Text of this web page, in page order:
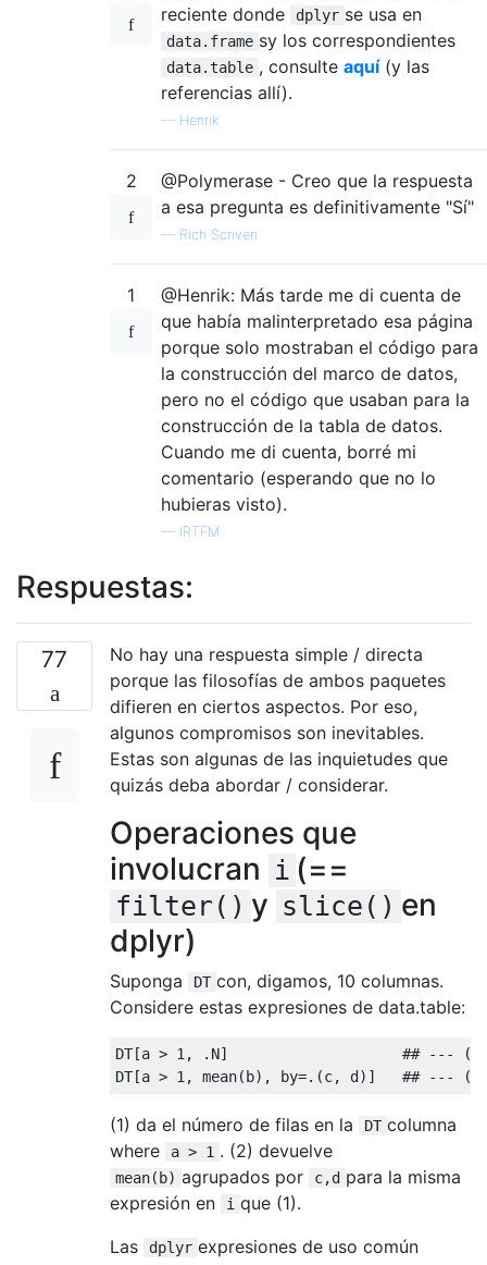
reciente donde
dplyr se usa en
data.frame sy los correspondientes
data.table , consulte aquí(y las
referencias allí).
— Henrik
2
@Polymerase - Creo que la respuesta
a esa pregunta es definitivamente "Sí"
— Rich Scriven
1
@Henrik: Más tarde me di cuenta de
que había malinterpretado esa página
porque solo mostraban el código para
la construcción del marco de datos,
pero no el código que usaban para la
construcción de la tabla de datos.
Cuando me di cuenta, borré mi
comentario (esperando que no lo
hubieras visto).
— IRTFM
Respuestas:
77
No hay una respuesta simple / directa
porque las filosofías de ambos paquetes
difieren en ciertos aspectos. Por eso,
algunos compromisos son inevitables.
Estas son algunas de las inquietudes que
quizás deba abordar / considerar.
Operaciones que
involucran i (==
filter() y slice() en
dplyr)
Suponga DT con, digamos, 10 columnas.
Considere estas expresiones de data.table:
DT[a > 1 , .N] ## ---
DT[a > 1 , mean(b), by=.(c, d)] ## ---
(1) da el número de filas en la DT columna
where
a > 1 . (2) devuelve
mean(b) agrupados por c,d para la misma
expresión en
i que (1).
Las
dplyr expresiones de uso común